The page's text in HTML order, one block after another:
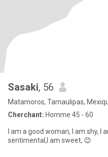
Sasaki, 56
Matamoros, Tamaulipas,
Cherchant: Homme 45 - 60
I am a good woman, I am shy, I
sentimental,I am sweet, 😊